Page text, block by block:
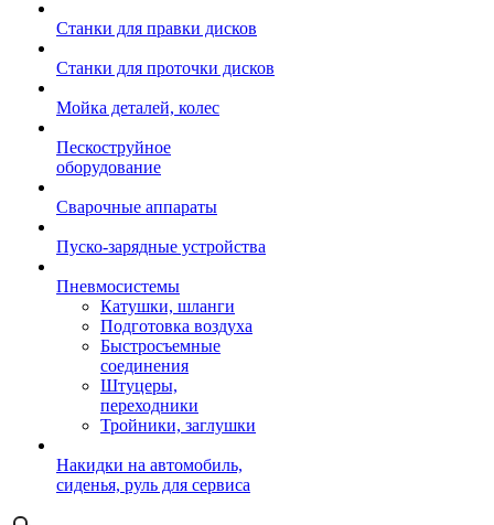
Станки для правки дисков
Станки для проточки дисков
Мойка деталей, колес
Пескоструйное
оборудование
Сварочные аппараты
Пуско-зарядные устройства
Пневмосистемы
Катушки, шланги
Подготовка воздуха
Быстросъемные
соединения
Штуцеры,
переходники
Тройники, заглушки
Накидки на автомобиль,
сиденья, руль для сервиса